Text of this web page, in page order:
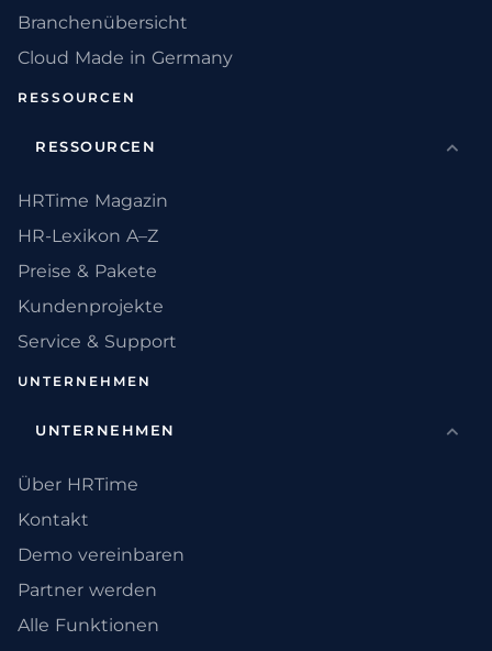
Branchenübersicht
Cloud Made in Germany
RESSOURCEN
RESSOURCEN
HRTime Magazin
HR-Lexikon A–Z
Preise & Pakete
Kundenprojekte
Service & Support
UNTERNEHMEN
UNTERNEHMEN
Über HRTime
Kontakt
Demo vereinbaren
Partner werden
Alle Funktionen